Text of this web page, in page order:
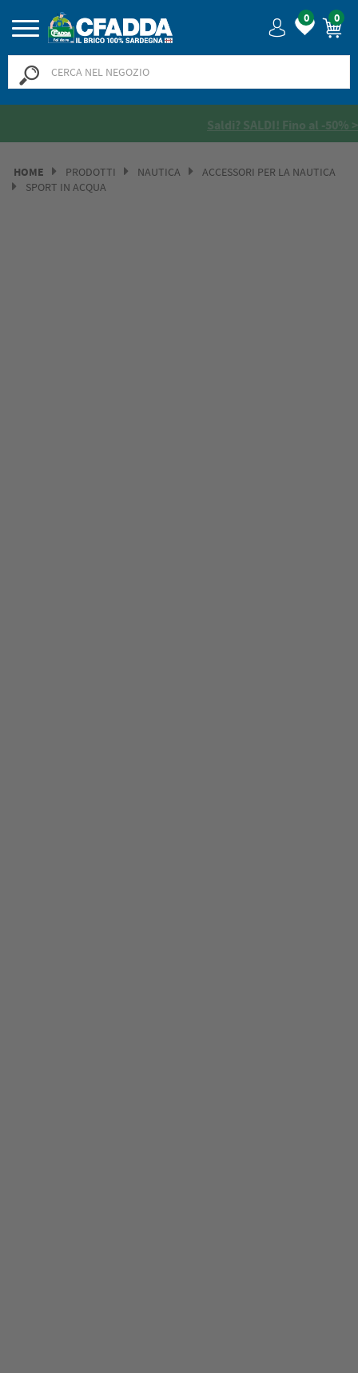
0 0
Saldi? SALDI! Fino al -50% >>>>
HOME PRODOTTI NAUTICA
ACCESSORI PER LA NAUTICA
SPORT IN ACQUA